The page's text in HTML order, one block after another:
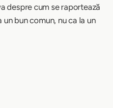
despre cum se raportează
bun comun, nu ca la un